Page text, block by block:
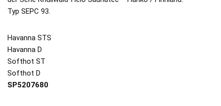
Typ SEPC 93.
Havanna STS
Havanna D
Softhot ST
Softhot D
SP5207680